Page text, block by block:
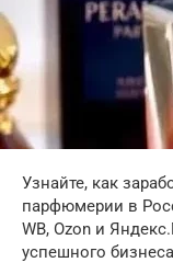
Узнайте, как
парфюмерии в
WB, Ozon и
успешного